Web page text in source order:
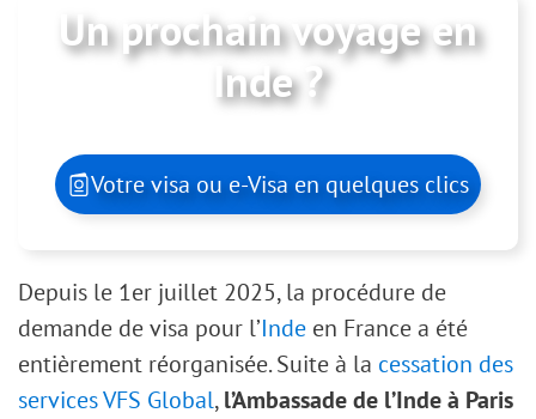
Un prochain voyage en
Inde ?
Votre visa ou e-Visa en quelques clics
Depuis le 1er juillet 2025, la procédure de
demande de visa pour l’Inde en France a été
entièrement réorganisée. Suite à la cessation des
services VFS Global,l’Ambassade de l’Inde à Paris